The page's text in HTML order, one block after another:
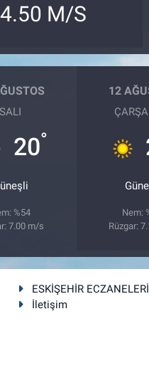
4.50 M/S
SALI
20°
%54
7.00 m/s
12
Nem:
Rüzgar:
ESKİŞEHİR ECZANELERİ
İletişim